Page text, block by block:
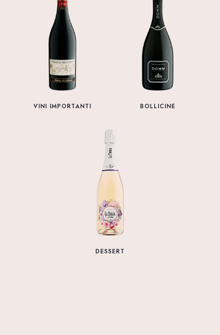
VINI IMPORTANTI BOLLICINE
DESSERT